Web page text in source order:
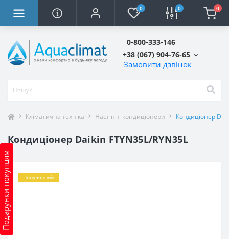
0 0 0
0-800-333-146
+38 (067) 904-76-65
Замовити дзвінок
Подарунки покупцям
Кліматична техніка Настінні кондиціонери Кондиціонер
Кондиціонер Daikin FTYN35L/RYN35L
Популярний